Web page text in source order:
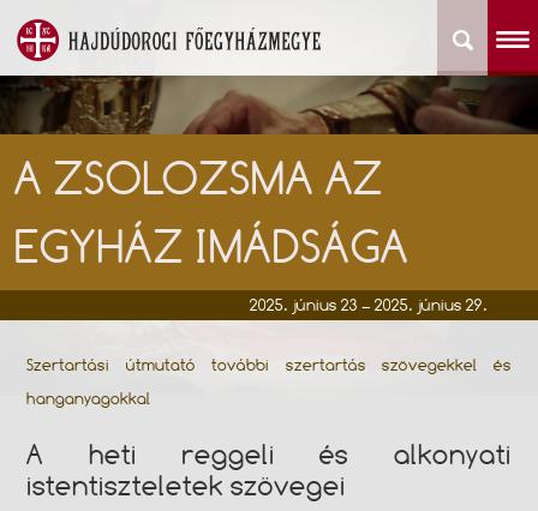
A ZSOLOZSMA AZ
EGYHÁZ IMÁDSÁGA
2025. június 23 – 2025. június 29.
Szertartási útmutató további szertartás szövegekkel és
hanganyagokkal
A heti reggeli és alkonyati
istentiszteletek szövegei